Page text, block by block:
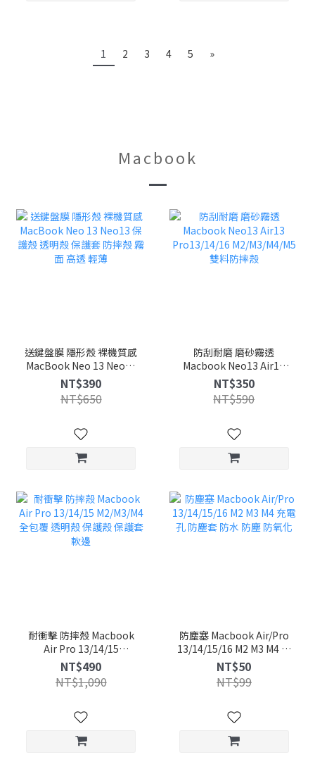
1 2 3 4 5 »
Macbook
送鍵盤膜 隱形殼 裸機質感
MacBook Neo 13 Neo13
保護殼 透明殼 保護套 防摔
殼 霧面 高透 輕薄
NT$390
NT$650
防刮耐磨 磨砂霧透
Macbook Neo13 Air13
Pro13/14/16
M2/M3/M4/M5 雙料防摔殼
NT$350
NT$590
耐衝擊 防摔殼 Macbook
Air Pro 13/14/15
M2/M3/M4 全包覆 透明殼
保護殼 保護套 軟邊
NT$490
NT$1,090
防塵塞 Macbook Air/Pro
13/14/15/16 M2 M3 M4 充
電孔 防塵套 防水 防塵 防
氧化
NT$50
NT$99